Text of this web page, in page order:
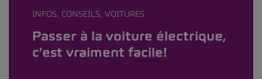
INFOS, CONSEILS, VOITURES
Passer à la voiture électrique,
c’est vraiment facile!